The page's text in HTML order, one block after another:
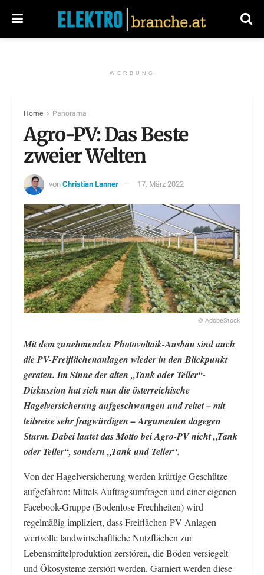
WERBUNG
Home Panorama
Agro-PV: Das Beste
zweier Welten
vonChristian Lanner 17. März 2022
© AdobeStock
Mit dem zunehmenden Photovoltaik-Ausbau sind auch
die PV-Freiflächenanlagen wieder in den Blickpunkt
geraten. Im Sinne der alten „Tank oder Teller“-
Diskussion hat sich nun die österreichische
Hagelversicherung aufgeschwungen und reitet – mit
teilweise sehr fragwürdigen – Argumenten dagegen
Sturm. Dabei lautet das Motto bei Agro-PV nicht „Tank
oder Teller“, sondern „Tank und Teller“.
Von der Hagelversicherung werden kräftige Geschütze
aufgefahren: Mittels Auftragsumfragen und einer eigenen
Facebook-Gruppe (Bodenlose Frechheiten) wird
regelmäßig impliziert, dass Freiflächen-PV-Anlagen
wertvolle landwirtschaftliche Nutzflächen zur
Lebensmittelproduktion zerstören, die Böden versiegelt
und Ökosysteme zerstört werden. Garniert werden diese